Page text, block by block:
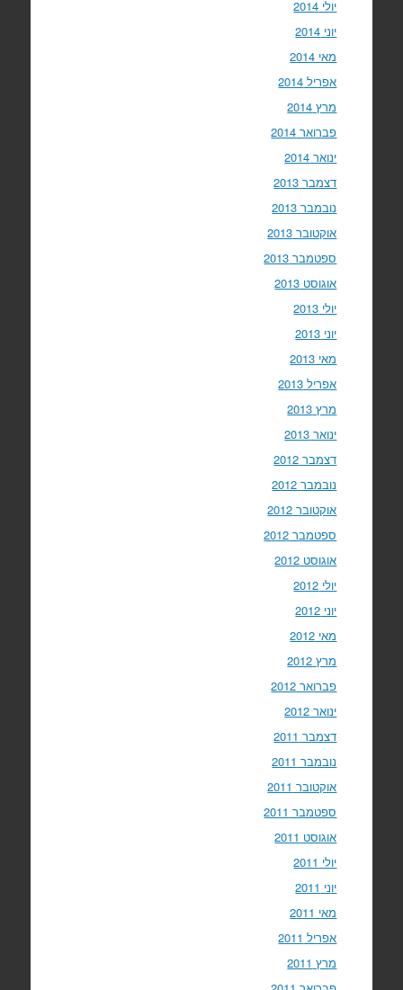
יולי 2014
יוני 2014
מאי 2014
אפריל 2014
מרץ 2014
פברואר 2014
ינואר 2014
דצמבר 2013
נובמבר 2013
אוקטובר 2013
ספטמבר 2013
אוגוסט 2013
יולי 2013
יוני 2013
מאי 2013
אפריל 2013
מרץ 2013
ינואר 2013
דצמבר 2012
נובמבר 2012
אוקטובר 2012
ספטמבר 2012
אוגוסט 2012
יולי 2012
יוני 2012
מאי 2012
מרץ 2012
פברואר 2012
ינואר 2012
דצמבר 2011
נובמבר 2011
אוקטובר 2011
ספטמבר 2011
אוגוסט 2011
יולי 2011
יוני 2011
מאי 2011
אפריל 2011
מרץ 2011